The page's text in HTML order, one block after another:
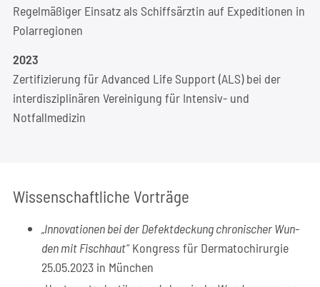
Regel­mä­ßi­ger Ein­satz als Schiffs­ärz­tin auf Expe­di­tio­nen in
Polarregionen
2023
Zer­ti­fi­zie­rung für Advan­ced Life Sup­port (ALS) bei der
inter­dis­zi­pli­nä­ren Ver­ei­ni­gung für Inten­siv- und
Notfallmedizin
Wis­sen­schaft­li­che Vorträge
„Inno­va­tio­nen bei der Defekt­de­ckung chro­ni­scher Wun­
den mit Fisch­haut“Kon­gress für Der­ma­to­chir­ur­gie
25.05.2023 in München